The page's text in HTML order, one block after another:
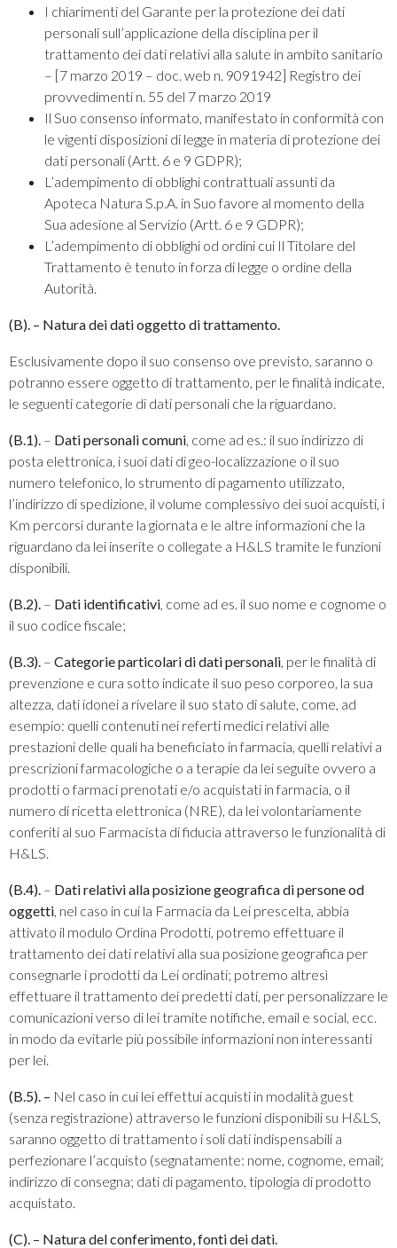
I chiarimenti del Garante per la protezione dei dati
personali sull’applicazione della disciplina per il
trattamento dei dati relativi alla salute in ambito sanitario
– [7 marzo 2019 – doc. web n. 9091942] Registro dei
provvedimenti n. 55 del 7 marzo 2019
Il Suo consenso informato, manifestato in conformità con
le vigenti disposizioni di legge in materia di protezione dei
dati personali (Artt. 6 e 9 GDPR);
L’adempimento di obblighi contrattuali assunti da
Apoteca Natura S.p.A. in Suo favore al momento della
Sua adesione al Servizio (Artt. 6 e 9 GDPR);
L’adempimento di obblighi od ordini cui Il Titolare del
Trattamento è tenuto in forza di legge o ordine della
Autorità.
(B). – Natura dei dati oggetto di trattamento.
Esclusivamente dopo il suo consenso ove previsto, saranno o
potranno essere oggetto di trattamento, per le finalità indicate,
le seguenti categorie di dati personali che la riguardano.
(B.1). – Dati personali comuni, come ad es.: il suo indirizzo di
posta elettronica, i suoi dati di geo-localizzazione o il suo
numero telefonico, lo strumento di pagamento utilizzato,
l’indirizzo di spedizione, il volume complessivo dei suoi acquisti, i
Km percorsi durante la giornata e le altre informazioni che la
riguardano da lei inserite o collegate a H&LS tramite le funzioni
disponibili.
(B.2). – Dati identificativi, come ad es. il suo nome e cognome o
il suo codice fiscale;
(B.3). – Categorie particolari di dati personali, per le finalità di
prevenzione e cura sotto indicate il suo peso corporeo, la sua
altezza, dati idonei a rivelare il suo stato di salute, come, ad
esempio: quelli contenuti nei referti medici relativi alle
prestazioni delle quali ha beneficiato in farmacia, quelli relativi a
prescrizioni farmacologiche o a terapie da lei seguite ovvero a
prodotti o farmaci prenotati e/o acquistati in farmacia, o il
numero di ricetta elettronica (NRE), da lei volontariamente
conferiti al suo Farmacista di fiducia attraverso le funzionalità di
H&LS.
(B.4). – Dati relativi alla posizione geografica di persone od
oggetti, nel caso in cui la Farmacia da Lei prescelta, abbia
attivato il modulo Ordina Prodotti, potremo effettuare il
trattamento dei dati relativi alla sua posizione geografica per
consegnarle i prodotti da Lei ordinati; potremo altresì
effettuare il trattamento dei predetti dati, per personalizzare le
comunicazioni verso di lei tramite notifiche, email e social, ecc.
in modo da evitarle più possibile informazioni non interessanti
per lei.
(B.5). – Nel caso in cui lei effettui acquisti in modalità guest
(senza registrazione) attraverso le funzioni disponibili su H&LS,
saranno oggetto di trattamento i soli dati indispensabili a
perfezionare l’acquisto (segnatamente: nome, cognome, email;
indirizzo di consegna; dati di pagamento, tipologia di prodotto
acquistato.
(C). – Natura del conferimento, fonti dei dati.